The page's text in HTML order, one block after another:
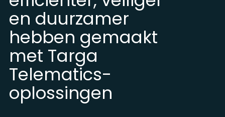
en duurzamer
hebben gemaakt
met Targa
Telematics-
oplossingen